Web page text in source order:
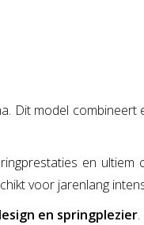
Dit model combineert
en ultiem
voor jarenlang
en springplezier.